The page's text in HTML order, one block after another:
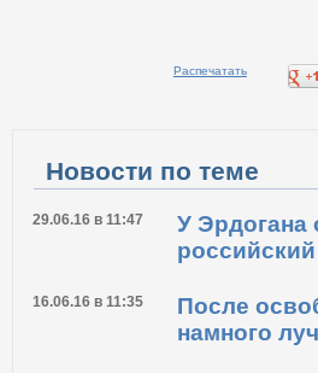
Распечатать
Новости по теме
29.06.16 в 11:47
У Эрдогана
16.06.16 в 11:35
После
намного